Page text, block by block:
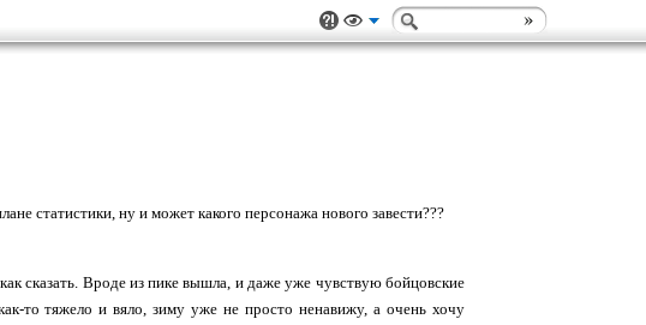
статистики, ну и может какого персонажа нового завести???
сказать. Вроде из пике вышла, и даже уже чувствую бойцовские
то тяжело и вяло, зиму уже не просто ненавижу, а очень хочу